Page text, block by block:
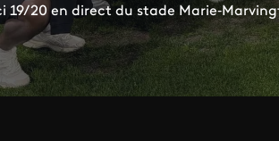
19/20 en direct du stade